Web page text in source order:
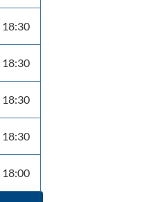
18:30
18:30
18:30
18:30
18:00